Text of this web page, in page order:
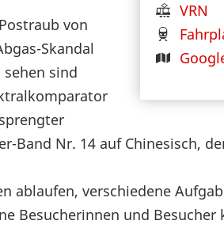
VRN
von
Skandal
sind
Band Nr. 14 auf Chinesisch,
ablaufen, verschiedene
Besucherinnen und